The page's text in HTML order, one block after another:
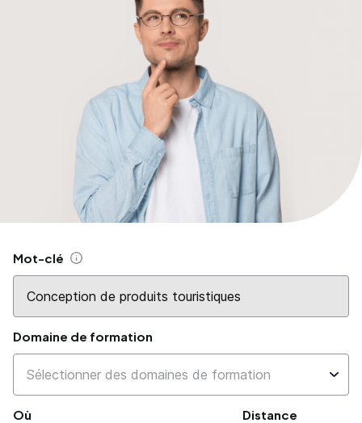
Mot-clé Aide
Domaine de formation
Où Distance